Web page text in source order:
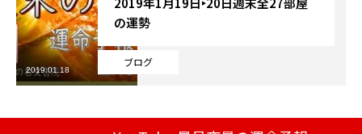
お知らせ
芸能界
テニス
ブログ
の運勢
2019.01.18